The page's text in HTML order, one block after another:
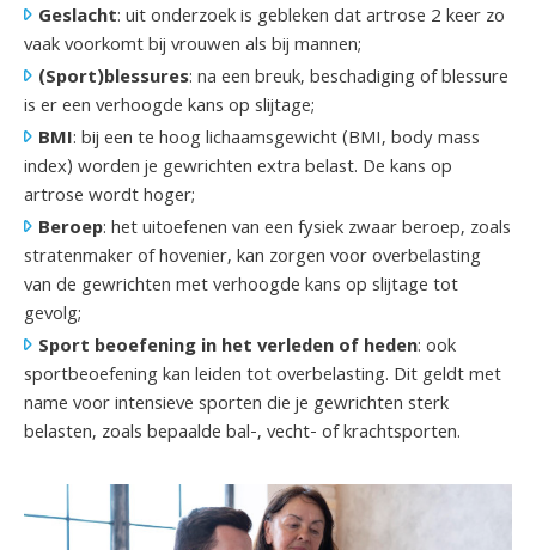
Geslacht: uit onderzoek is gebleken dat artrose 2 keer zo
vaak voorkomt bij vrouwen als bij mannen;
(Sport)blessures: na een breuk, beschadiging of blessure
is er een verhoogde kans op slijtage;
BMI: bij een te hoog lichaamsgewicht (BMI, body mass
index) worden je gewrichten extra belast. De kans op
artrose wordt hoger;
Beroep: het uitoefenen van een fysiek zwaar beroep, zoals
stratenmaker of hovenier, kan zorgen voor overbelasting
van de gewrichten met verhoogde kans op slijtage tot
gevolg;
Sport beoefening in het verleden of heden: ook
sportbeoefening kan leiden tot overbelasting. Dit geldt met
name voor intensieve sporten die je gewrichten sterk
belasten, zoals bepaalde bal-, vecht- of krachtsporten.